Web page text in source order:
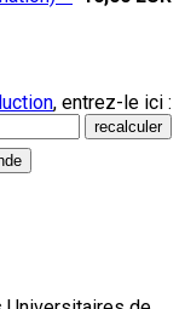
, entrez-le ici :